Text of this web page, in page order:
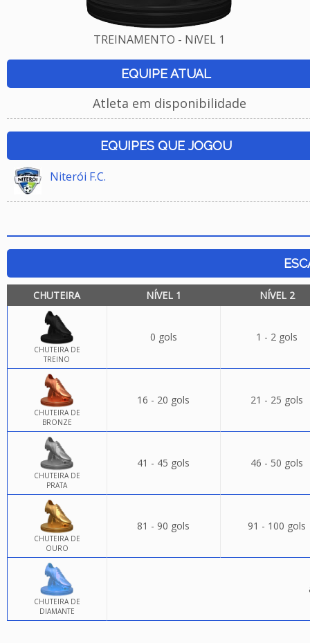
TREINAMENTO - NíVEL 1
EQUIPE ATUAL
Atleta em disponibilidade
EQUIPES QUE JOGOU
Niterói F.C.
CHUTEIRA NÍVEL 1 NÍVEL 2
CHUTEIRA DE
TREINO
0 gols 1 - 2 gols
CHUTEIRA DE
BRONZE
16 - 20 gols 21 - 25 gols
CHUTEIRA DE
PRATA
41 - 45 gols 46 - 50 gols
CHUTEIRA DE
OURO
81 - 90 gols 91 - 100 gols
CHUTEIRA DE
DIAMANTE